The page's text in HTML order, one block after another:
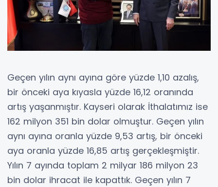
Geçen yılın aynı ayına göre yüzde 1,10 azalış,
bir önceki aya kıyasla yüzde 16,12 oranında
artış yaşanmıştır. Kayseri olarak İthalatımız ise
162 milyon 351 bin dolar olmuştur. Geçen yılın
aynı ayına oranla yüzde 9,53 artış, bir önceki
aya oranla yüzde 16,85 artış gerçekleşmiştir.
Yılın 7 ayında toplam 2 milyar 186 milyon 23
bin dolar ihracat ile kapattık. Geçen yılın 7